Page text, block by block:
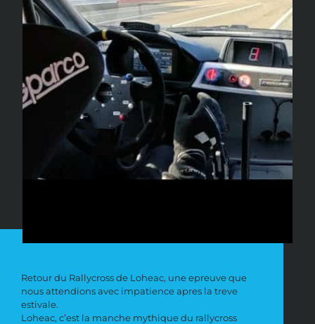
Retour du Rallycross de Loheac, une epreuve que
nous attendions avec impatience apres la treve
estivale.
Loheac, c’est la manche mythique du rallycross